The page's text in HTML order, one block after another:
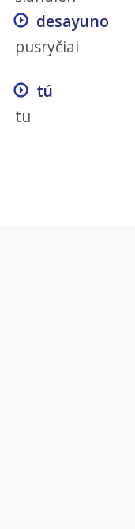
desayuno
pusryčiai
tú
tu